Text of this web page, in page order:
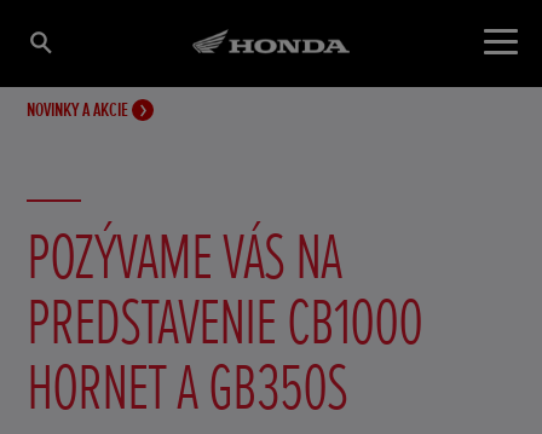
NOVINKY A AKCIE
POZÝVAME VÁS NA
PREDSTAVENIE CB1000
HORNET A GB350S